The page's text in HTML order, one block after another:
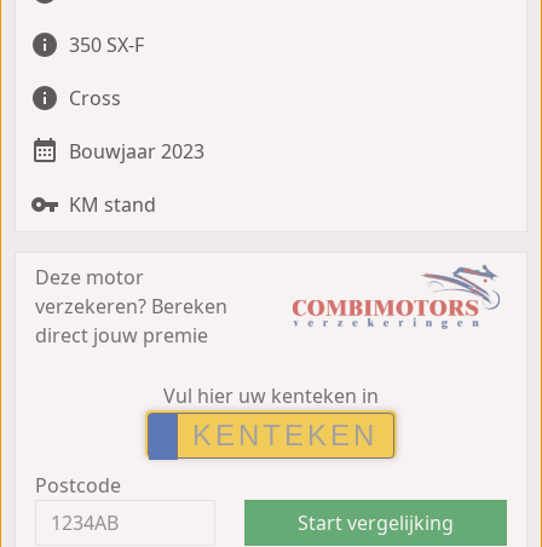
350 SX-F
Cross
Bouwjaar 2023
KM stand
Deze motor
verzekeren? Bereken
direct jouw premie
Vul hier uw kenteken in
Postcode
Start vergelijking